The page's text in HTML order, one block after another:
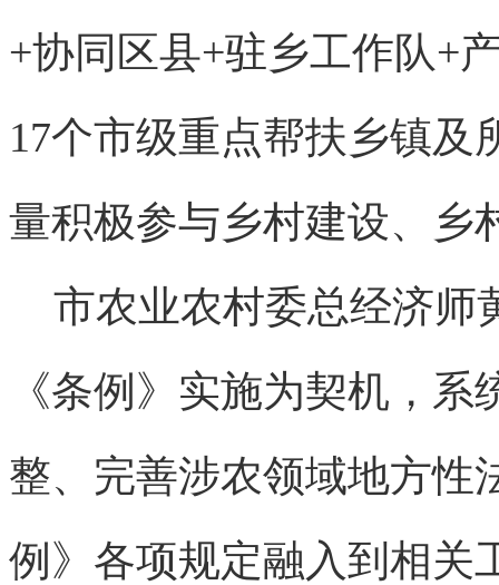
+协同区县+驻乡工作队+
17个市级重点帮扶乡镇及
量积极参与乡村建设、乡
市农业农村委总经济师
《条例》实施为契机，
整、完善涉农领域地方性
例》各项规定融入到相关